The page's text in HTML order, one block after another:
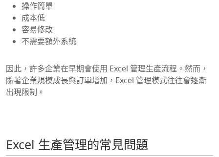
操作簡單
成本低
容易修改
不需要額外系統
因此，許多企業在早期會使用 Excel 管理生產流程。然而，
隨著企業規模成長與訂單增加，Excel 管理模式往往會逐漸
出現限制。
Excel 生產管理的常見問題